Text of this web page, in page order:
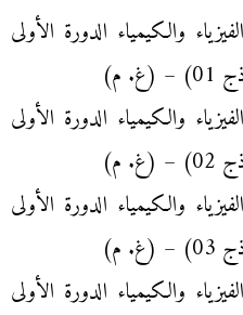
والكيمياء الدورة الأولى
م)
والكيمياء الدورة الأولى
م)
والكيمياء الدورة الأولى
م)
والكيمياء الدورة الأولى